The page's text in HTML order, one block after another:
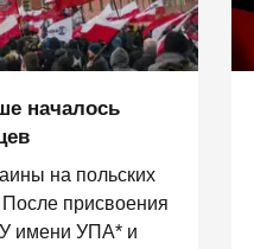
началось
на польских
присвоения
имени УПА* и